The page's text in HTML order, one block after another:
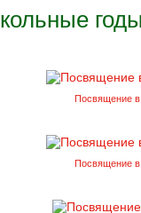
Посвящение в
Посвящение в